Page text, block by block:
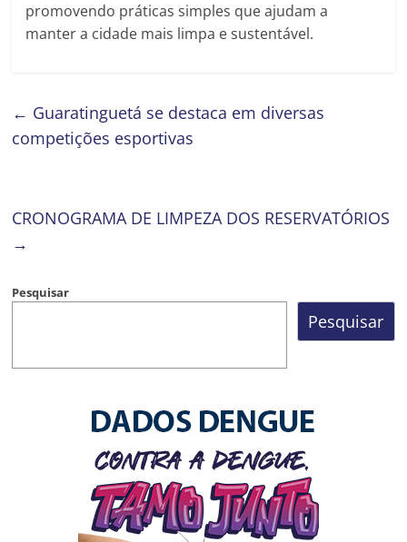
promovendo práticas simples que ajudam a
manter a cidade mais limpa e sustentável.
← Guaratinguetá se destaca em diversas
competições esportivas
CRONOGRAMA DE LIMPEZA DOS RESERVATÓRIOS
→
Pesquisar
Pesquisar